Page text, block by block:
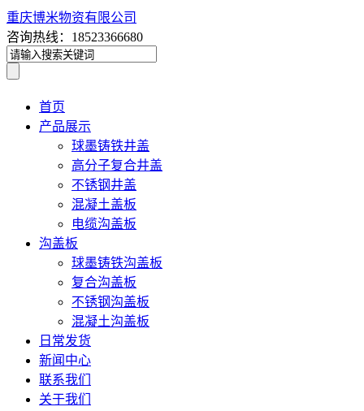
重庆博米物资有限公司
咨询热线：18523366680
首页
产品展示
球墨铸铁井盖
高分子复合井盖
不锈钢井盖
混凝土盖板
电缆沟盖板
沟盖板
球墨铸铁沟盖板
复合沟盖板
不锈钢沟盖板
混凝土沟盖板
日常发货
新闻中心
联系我们
关于我们